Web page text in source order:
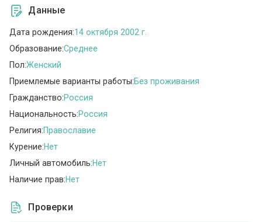
Данные
Дата рождения:14 октября 2002 г.
Образование:Среднее
Пол:Женский
Приемлемые варианты работы:Без проживания
Гражданство:Россия
Национальность:Россия
Религия:Православие
Курение:Нет
Личный автомобиль:Нет
Наличие прав:Нет
Проверки